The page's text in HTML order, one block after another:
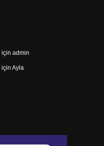
için admin
için Ayla